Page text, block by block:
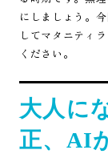
にしましょう。
してマタニティ
ください。
大人に
正、AI